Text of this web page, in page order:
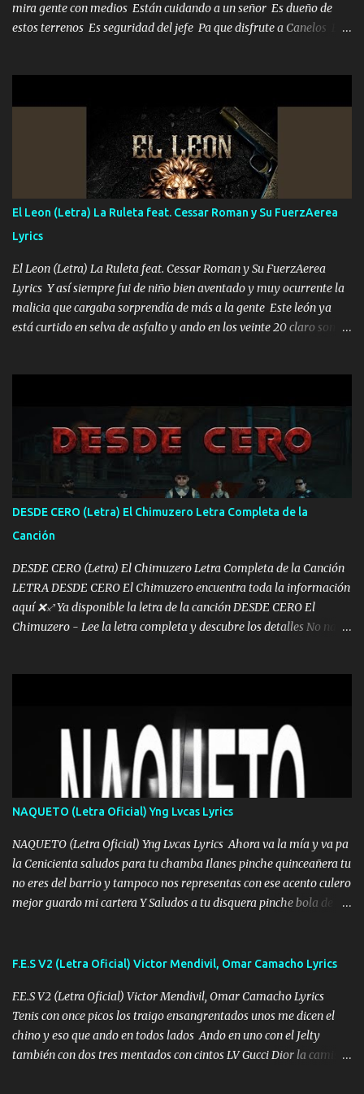
mira gente con medios Están cuidando a un señor Es dueño de
estos terrenos Es seguridad del jefe Pa que disfrute a Canelos Es
ni tampoco las mujeres porque es platica de grandes por eso hay
que estar alegres doy las instrucciones para atender los deberes
Música Si es que salta algún problema de confianza tengo gente
ahí está el Hombre Cuarenta y también Pariente 7 arreglan
cualquier problema no más es cuestión que ordené NOS HACE
FALTA UN HERMANO DE CLAVE ERA EL 24 SIEMPRE FUE UN
HOMBRE VALIENTE POR ALGO M'URIÓ PELEAND0 SIEMPRE
VIO POR LA FAMILIA PARA QUE SIGA EL LEGADO Es el DOS de
los HERMANOS un cerebro inteligente y com...
El Leon (Letra) La Ruleta feat. Cessar Roman y Su FuerzAerea
Lyrics
El Leon (Letra) La Ruleta feat. Cessar Roman y Su FuerzAerea
Lyrics Y así siempre fui de niño bien aventado y muy ocurrente la
malicia que cargaba sorprendía de más a la gente Este león ya
está curtido en selva de asfalto y ando en los veinte 20 claro son
pa más pues hay charola les voy a dar hasta topar pues no hay de
otra Música Surcando bien mi camino voy por mi línea no veo a
los lados aquel que no corre vuela no se me duerm voy chicoteado
Ya pasé varias hazañas ya tienen rato que me agarran el colmillo
de este León los estatales no sé esperaron Al tiro esta la PrimiZa
también la nueve que cargo al lado doy la mano al que su amigo y
al traicionero damos pa abajo Y No me paran aquí hay pa más
pues hay charola les voy a dar hasta topar pues no hay de otra...
DESDE CERO (Letra) El Chimuzero Letra Completa de la
Canción
DESDE CERO (Letra) El Chimuzero Letra Completa de la Canción
LETRA DESDE CERO El Chimuzero encuentra toda la información
aquí ❌♐ Ya disponible la letra de la canción DESDE CERO El
Chimuzero - Lee la letra completa y descubre los detalles No nací
❌ www.elnorteduro.com ❌ Yo No limito los Sueños , si no existe
Uno pues Hallamos Modos , Si me caigo me Levanto, Aprendo Del
Error Y me sacudo El Lodo ❌ www.elnorteduro.com ❌ El Dinero
No me falta Pero Tampoco me Estorba , Por Eso Manejo Todo
Bien Regido Por mis Normas . Aquí no Se Sufre de Ego vengo Desde
Abajo y me costó subir Fue Con Trabajo Y Esfuerzo, Nada es
Regalado Me Super Invertir A Mí lado Una Princesa que A pesar de
Todo Siempre a estado ahí . Hecho pa...
NAQUETO (Letra Oficial) Yng Lvcas Lyrics
NAQUETO (Letra Oficial) Yng Lvcas Lyrics Ahora va la mía y va pa
la Cenicienta saludos para tu chamba Ilanes pinche quinceañera tu
no eres del barrio y tampoco nos representas con ese acento culero
mejor guardo mi cartera Y Saludos a tu disquera pinche bola de
amarrados y tu escondido entre el miedo Que el chacal mas caro
timbo tú tu ropa y tus joyas están iguales a ti todas nacas todas
chafas baratas como TAfi Y un trofeo para Jiménez por dejarse
embarazar aunque aquí huele algo raro y es que tu no estas jamas
Muestras en las redes que solo ella y nada más pero yo me se otras
F.E.S V2 (Letra Oficial) Victor Mendivil, Omar Camacho Lyrics
F.E.S V2 (Letra Oficial) Victor Mendivil, Omar Camacho Lyrics
Tenis con once picos los traigo ensangrentados unos me dicen el
chino y eso que ando en todos lados Ando en uno con el Jelty
también con dos tres mentados con cintos LV Gucci Dior la camisa